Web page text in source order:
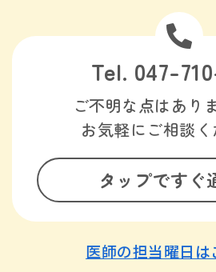
Tel. 047-
ご不明な点はあり
お気軽にご相談く
タップですぐ
医師の担当曜日は